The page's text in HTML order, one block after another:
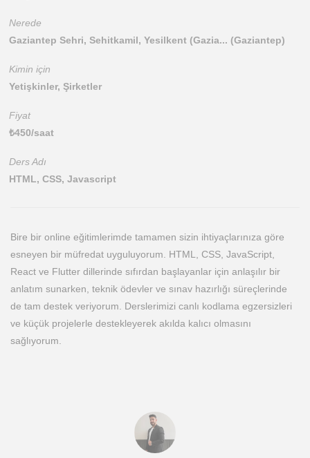
Nerede
Gaziantep Sehri, Sehitkamil, Yesilkent (Gazia... (Gaziantep)
Kimin için
Yetişkinler, Şirketler
Fiyat
₺450/saat
Ders Adı
HTML, CSS, Javascript
Bire bir online eğitimlerimde tamamen sizin ihtiyaçlarınıza göre
esneyen bir müfredat uyguluyorum. HTML, CSS, JavaScript,
React ve Flutter dillerinde sıfırdan başlayanlar için anlaşılır bir
anlatım sunarken, teknik ödevler ve sınav hazırlığı süreçlerinde
de tam destek veriyorum. Derslerimizi canlı kodlama egzersizleri
ve küçük projelerle destekleyerek akılda kalıcı olmasını
sağlıyorum.